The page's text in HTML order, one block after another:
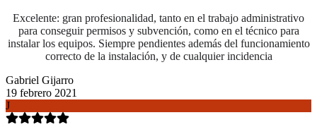
Excelente: gran profesionalidad, tanto en el trabajo administrativo
para conseguir permisos y subvención, como en el técnico para
instalar los equipos. Siempre pendientes además del funcionamiento
correcto de la instalación, y de cualquier incidencia
Gabriel Gijarro
19 febrero 2021
J